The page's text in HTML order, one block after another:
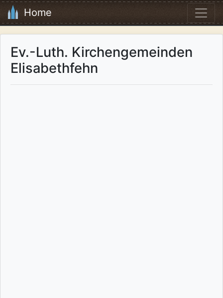
Home
Ev.-Luth. Kirchengemeinden
Elisabethfehn